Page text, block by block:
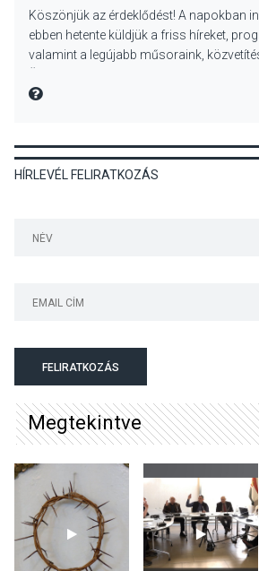
Különleges nyári
kínálnak a szabadtéri
előadások a
KÖZÉLET
Szeptembertől
gyümölcsök
Bogdányban
teli búcsúhétvége lesz
Köszönjük az érdeklődést! A napokban
ebben hetente küldjük a friss híreket,
valamint a legújabb műsoraink,
MIRE MONDTA
HÍRLEVÉL FELIRATKOZÁS
FELIRATKOZÁS
Megtekintve